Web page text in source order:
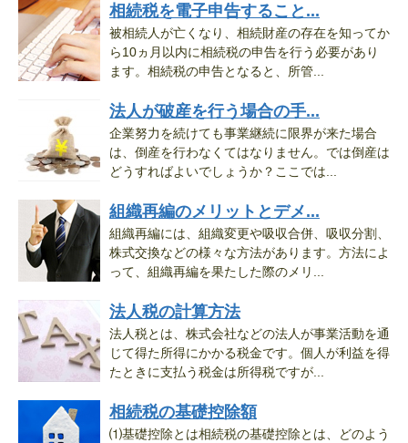
相続税を電子申告すること...
被相続人が亡くなり、相続財産の存在を知ってか
ら10ヵ月以内に相続税の申告を行う必要があり
ます。相続税の申告となると、所管...
法人が破産を行う場合の手...
企業努力を続けても事業継続に限界が来た場合
は、倒産を行わなくてはなりません。では倒産は
どうすればよいでしょうか？ここでは...
組織再編のメリットとデメ...
組織再編には、組織変更や吸収合併、吸収分割、
株式交換などの様々な方法があります。方法によ
って、組織再編を果たした際のメリ...
法人税の計算方法
法人税とは、株式会社などの法人が事業活動を通
じて得た所得にかかる税金です。個人が利益を得
たときに支払う税金は所得税ですが...
相続税の基礎控除額
⑴基礎控除とは相続税の基礎控除とは、どのよう